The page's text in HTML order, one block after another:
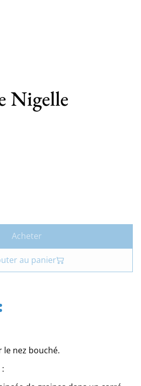
Nigelle
Acheter
au panier
nez bouché.